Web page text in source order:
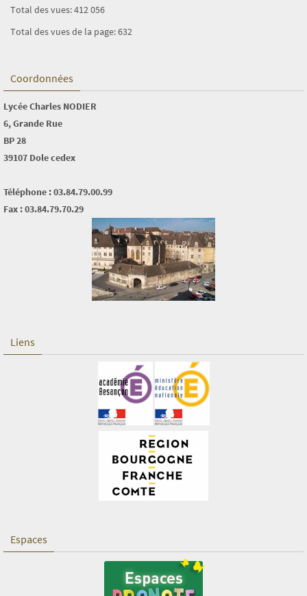
Total des vues:412 056
Total des vues de la page:632
Coordonnées
Lycée Charles NODIER
6, Grande Rue
BP 28
39107 Dole cedex
Téléphone : 03.84.79.00.99
Fax : 03.84.79.70.29
Liens
Espaces